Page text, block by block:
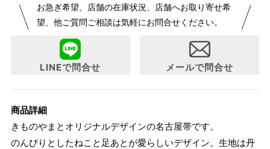
お急ぎ希望、店舗の在庫状況、店舗へお取り寄せ希
望、他ご質問ご相談は気軽にお問合せください。
LINEで問合せ メールで問合せ
商品詳細
きものやまとオリジナルデザインの名古屋帯です。
のんびりとしたねこと足あとが愛らしいデザイン。生地は丹